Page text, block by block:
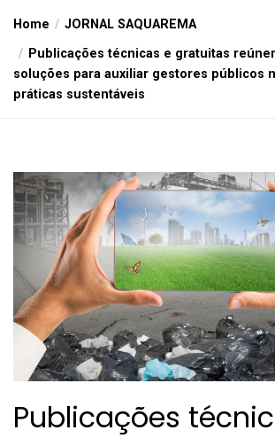
Home
JORNAL SAQUAREMA
Publicações técnicas e gratuitas
soluções para auxiliar gestores públicos
práticas sustentáveis
Publicações